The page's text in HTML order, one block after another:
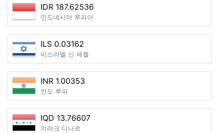
IDR 187.62536
인도네시아 루피아
ILS 0.03162
이스라엘 신 셰켈
INR 1.00353
인도 루피
IQD 13.76607
이라크 디나르